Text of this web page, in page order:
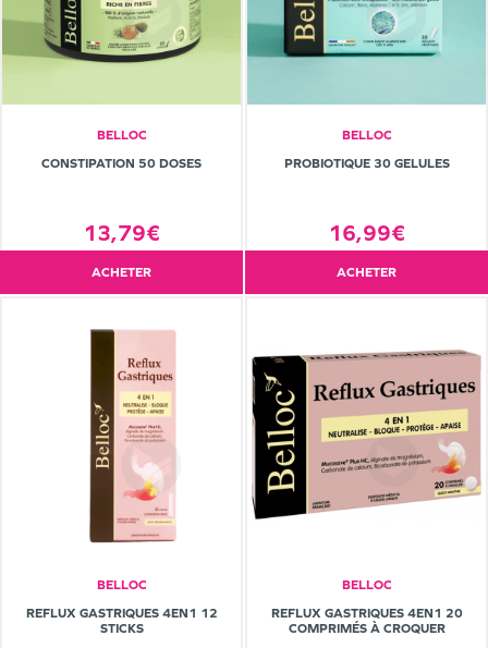
BELLOC
CONSTIPATION 50 DOSES
13,79€
ACHETER
BELLOC
PROBIOTIQUE 30 GELULES
16,99€
ACHETER
BELLOC
REFLUX GASTRIQUES 4EN1 12
STICKS
BELLOC
REFLUX GASTRIQUES 4EN1 20
COMPRIMÉS À CROQUER